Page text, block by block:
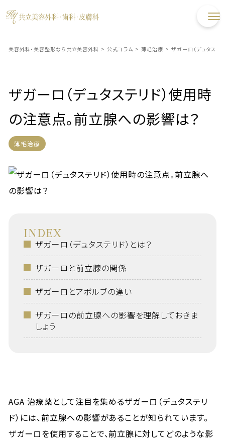
美容外科・美容整形なら共立美容外科 > 公式コラム > 薄毛治療 > ザガーロ（デュタステ
ザガーロ（デュタステリド）使用時
の注意点。前立腺への影響は？
薄毛治療
INDEX
ザガーロ（デュタステリド）とは？
ザガーロと前立腺の関係
ザガーロとアボルブの違い
ザガーロの前立腺への影響を理解しておきま
しょう
AGA 治療薬として注目を集めるザガーロ（デュタステリ
ド）には、前立腺への影響があることが知られています。
ザガーロを使用することで、前立腺に対してどのような影